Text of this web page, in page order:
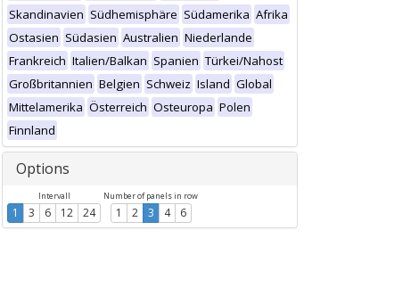
Skandinavien Südhemisphäre Südamerika Afrika
Ostasien Südasien Australien Niederlande
Frankreich Italien/Balkan Spanien Türkei/Nahost
Großbritannien Belgien Schweiz Island Global
Mittelamerika Österreich Osteuropa Polen
Finnland
Options
Intervall
1 3 6 12 24
Number of panels in row
1 2 3 4 6